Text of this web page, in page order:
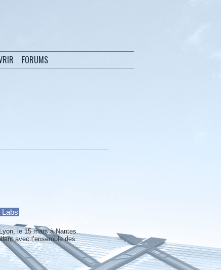
FORUMS
Labs
le 15 mars à Nantes
avec l’ensemble des